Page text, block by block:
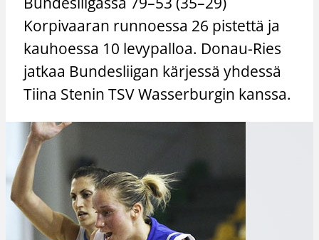
Korpivaaran runnoessa 26 pistettä ja
kauhoessa 10 levypalloa. Donau-Ries
jatkaa Bundesliigan kärjessä yhdessä
Tiina Stenin TSV Wasserburgin kanssa.